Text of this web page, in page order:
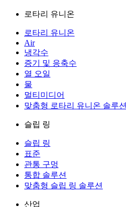
로타리 유니온
로타리 유니온
Air
냉각수
증기 및 응축수
열 오일
물
멀티미디어
맞춤형 로타리 유니온 솔루션
슬립 링
슬립 링
표준
관통 구멍
통합 솔루션
맞춤형 슬립 링 솔루션
산업